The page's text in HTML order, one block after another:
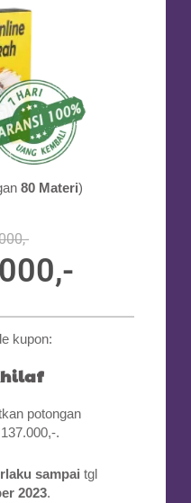
80 Materi)
kupon:
potongan
.
sampai tgl
2023.